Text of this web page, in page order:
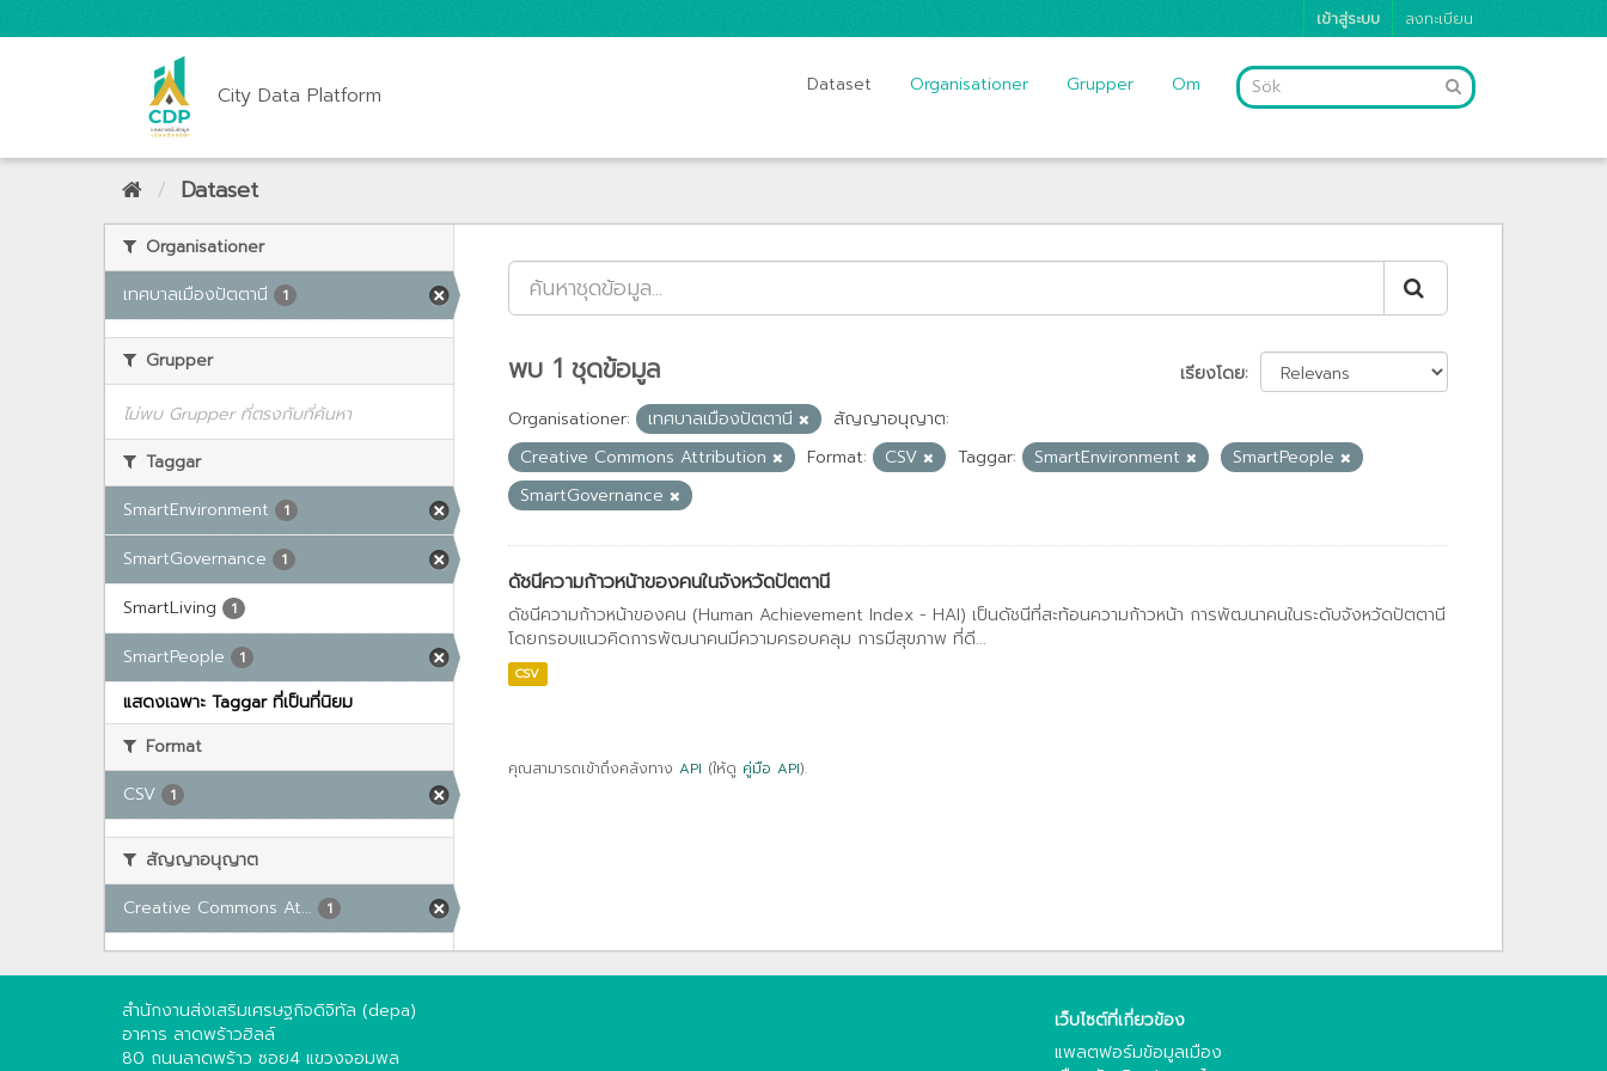
เข้าสู่ระบบ ลงทะเบียน
City Data Platform Dataset Organisationer Grupper Om
Dataset
Organisationer
เทศบาลเมืองปัตตานี
1
Grupper
ไม่พบ Grupper ที่ตรงกับที่ค้นหา
Taggar
SmartEnvironment
1
SmartGovernance 1
SmartLiving 1
SmartPeople 1
แสดงเฉพาะ Taggar ที่เป็นที่นิยม
Format
CSV
1
สัญญาอนุญาต
Creative Commons At...
1
เรียงโดย
พบ 1 ชุดข้อมูล
Organisationer: เทศบาลเมืองปัตตานี
สัญญาอนุญาต:
Creative Commons Attribution
Format: CSV Taggar: SmartEnvironment
SmartPeople
SmartGovernance
ดัชนีความก้าวหน้าของคนในจังหวัดปัตตานี
ดัชนีความก้าวหน้าของคน (Human Achievement Index - HAI) เป็นดัชนีที่สะท้อนความก้าวหน้า การพัฒนาคนในระดับจังหวัดปัตตานี
โดยกรอบแนวคิดการพัฒนาคนมีความครอบคลุม การมีสุขภาพ ที่ดี...
CSV
คุณสามารถเข้าถึงคลังทาง API (ให้ดู คู่มือ API).
สำนักงานส่งเสริมเศรษฐกิจดิจิทัล (depa)
อาคาร ลาดพร้าวฮิลล์
80 ถนนลาดพร้าว ซอย4 แขวงจอมพล
เว็บไซต์ที่เกี่ยวข้อง
แพลตฟอร์มข้อมูลเมือง